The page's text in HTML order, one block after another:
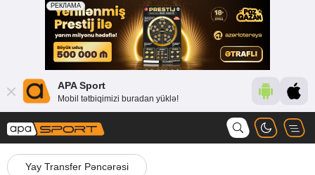
APA Sport
Mobil tətbiqimizi buradan yüklə!
Yay Transfer Pəncərəsi